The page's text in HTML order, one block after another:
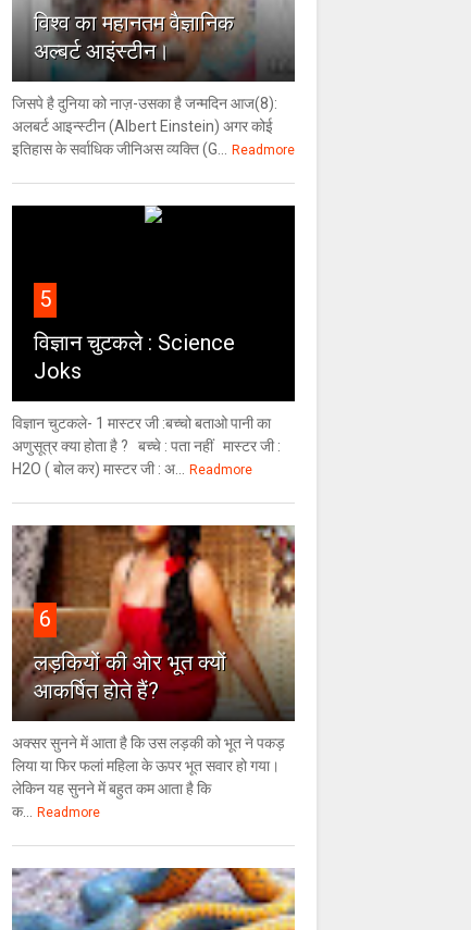
विश्‍व का महानतम वैज्ञानिक
अल्बर्ट आइंस्टीन।
जिसपे है दुनिया को नाज़-उसका है जन्मदिन आज(8):
अलबर्ट आइन्स्टीन (Albert Einstein) अगर कोई
इतिहास के सर्वाधिक जीनिअस व्यक्ति (G...
Readmore
5
विज्ञान चुटकले : Science
Joks
विज्ञान चुटकले- 1 मास्टर जी :बच्चो बताओ पानी का
अणुसूत्र क्या होता है ? बच्चे : पता नहीं मास्टर जी :
H2O ( बोल कर) मास्टर जी : अ...
Readmore
6
लड़कियों की ओर भूत क्‍यों
आकर्षित होते हैं?
अक्सर सुनने में आता है कि उस लड़की को भूत ने पकड़
लिया या फिर फलां महिला के ऊपर भूत सवार हो गया।
लेकिन यह सुनने में बहुत कम आता है कि
क...
Readmore